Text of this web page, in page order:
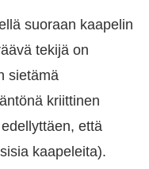
suoraan kaapelin
tekijä on
sietämä
kriittinen
että
kaapeleita).